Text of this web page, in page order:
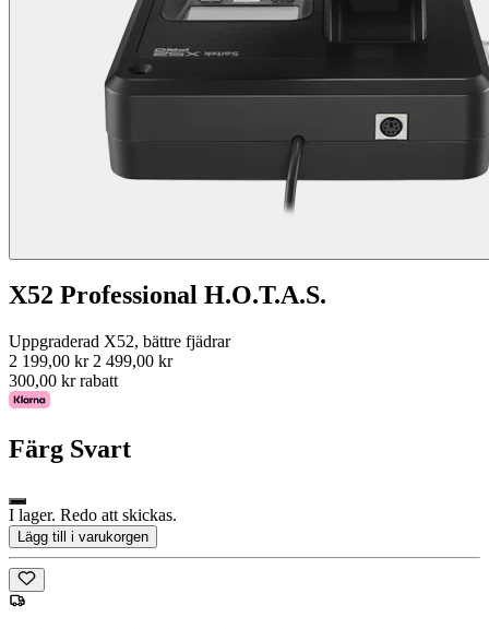
X52 Professional H.O.T.A.S.
Uppgraderad X52, bättre fjädrar
2 199,00 kr 2 499,00 kr
300,00 kr rabatt
Färg Svart
I lager. Redo att skickas.
Lägg till i varukorgen